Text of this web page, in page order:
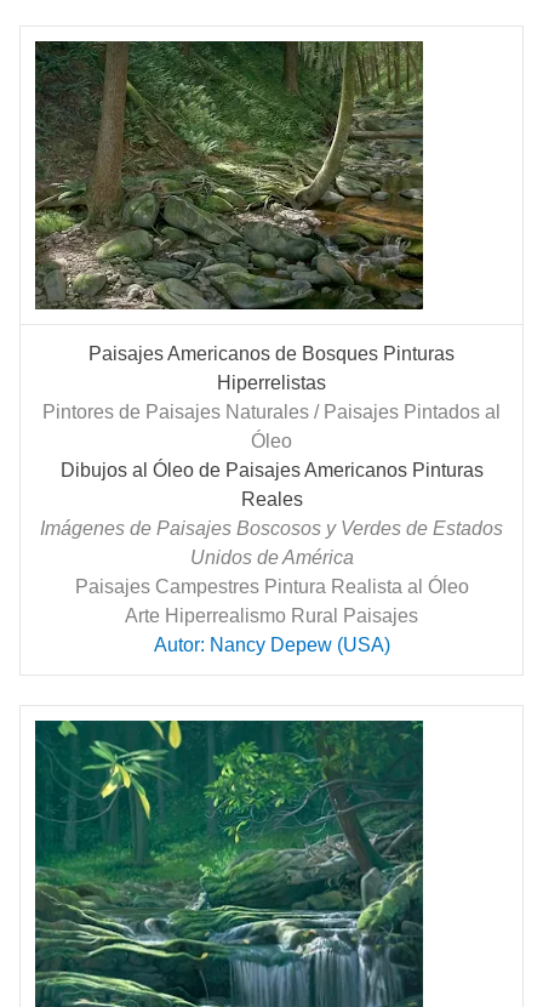
Paisajes Americanos de Bosques Pinturas
Hiperrelistas
Pintores de Paisajes Naturales / Paisajes Pintados al
Óleo
Dibujos al Óleo de Paisajes Americanos Pinturas
Reales
Imágenes de Paisajes Boscosos y Verdes de Estados
Unidos de América
Paisajes Campestres Pintura Realista al Óleo
Arte Hiperrealismo Rural Paisajes
Autor: Nancy Depew (USA)